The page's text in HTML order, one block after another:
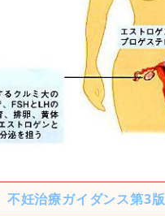
不妊治療ガイダンス第3版